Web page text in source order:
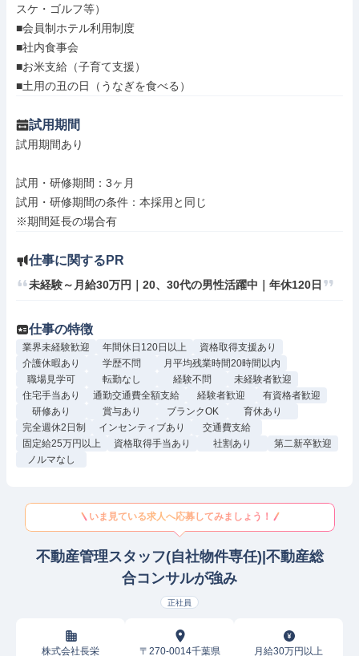
スケ・ゴルフ等）
■会員制ホテル利用制度
■社内食事会
■お米支給（子育て支援）
■土用の丑の日（うなぎを食べる）
試用期間
試用期間あり
試用・研修期間：3ヶ月
試用・研修期間の条件：本採用と同じ
仕事に関するPR
未経験～月給30万円｜20、30代の男性活躍中｜年休120日
仕事の特徴
業界未経験歓迎 年間休日120日以上
資格取得支援あり
介護休暇あり
学歴不問
月平均残業時間20時間以内
職場見学可
転勤なし 経験不問
未経験者歓迎
住宅手当あり
通勤交通費全額支給 経験者歓迎
有資格者歓迎
研修あり
賞与あり ブランクOK
育休あり
完全週休2日制
インセンティブあり
交通費支給
固定給25万円以上
資格取得手当あり 社割あり
第二新卒歓迎
ノルマなし
いま見ている求人へ応募してみましょう！
不動産管理スタッフ(自社物件専任)|不動産総
合コンサルが強み
正社員
株式会社長栄 〒270-0014千葉県 月給30万円以上